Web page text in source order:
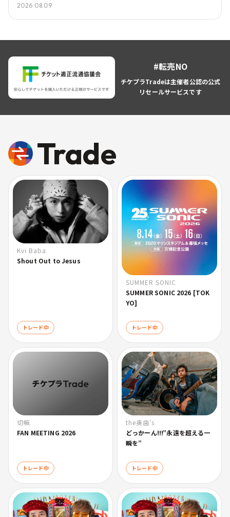
2026.08.09
#転売NO
チケプラTradeは主催者公認の公式
リセールサービスです
Trade
Kvi Baba
Shout Out to Jesus
トレード中
SUMMER SONIC
SUMMER SONIC 2026 [TOK
YO]
トレード中
切嘛
FAN MEETING 2026
トレード中
the奥歯’s
どっかーん!!!”永遠を超える一
瞬を”
トレード中